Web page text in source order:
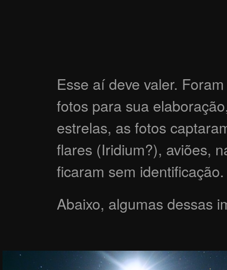
Esse aí deve valer.
fotos para sua
estrelas, as fotos
flares (Iridium?), aviões,
ficaram sem identificação.
Abaixo, algumas dessas